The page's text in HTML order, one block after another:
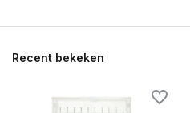
Recent bekeken